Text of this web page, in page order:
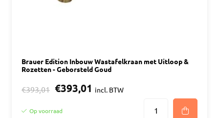
Brauer Edition Inbouw Wastafelkraan met Uitloop &
Rozetten - Geborsteld Goud
€393,01 €393,01 incl. BTW
Op voorraad